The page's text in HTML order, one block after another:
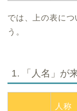
では、上の表に
う。
1. 「人名」が
人称